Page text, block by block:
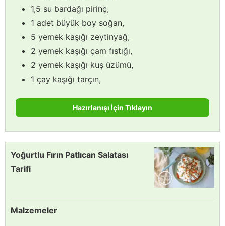
1,5 su bardağı pirinç,
1 adet büyük boy soğan,
5 yemek kaşığı zeytinyağ,
2 yemek kaşığı çam fıstığı,
2 yemek kaşığı kuş üzümü,
1 çay kaşığı tarçın,
Hazırlanışı İçin Tıklayın
Yoğurtlu Fırın Patlıcan Salatası
Tarifi
Malzemeler